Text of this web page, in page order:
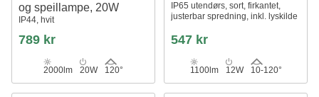
og speillampe, 20W
IP44, hvit
789 kr
2000lm 20W 120°
IP65 utendørs, sort, firkantet,
justerbar spredning, inkl. lyskilde
547 kr
1100lm 12W 10-120°